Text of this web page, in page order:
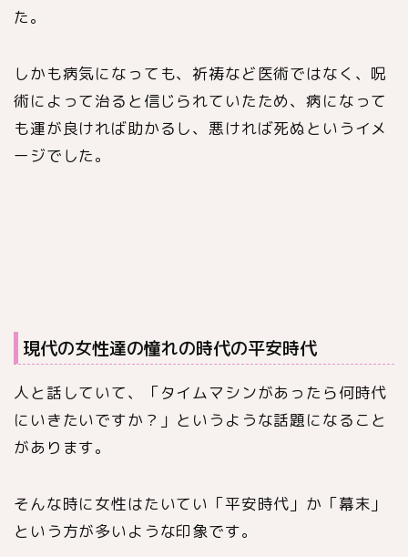
た。
しかも病気になっても、祈祷など医術ではなく、呪
術によって治ると信じられていたため、病になって
も運が良ければ助かるし、悪ければ死ぬというイメ
ージでした。
現代の女性達の憧れの時代の平安時代
人と話していて、「タイムマシンがあったら何時代
にいきたいですか？」というような話題になること
があります。
そんな時に女性はたいてい「平安時代」か「幕末」
という方が多いような印象です。